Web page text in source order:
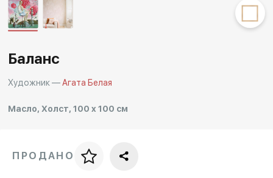
Баланс
Художник —Агата Белая
Масло, Холст, 100 x 100 см
Цена за багет
ПРОДАНО